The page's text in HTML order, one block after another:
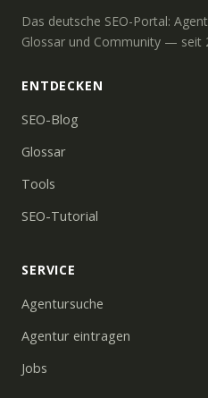
Das deutsche SEO-Portal:
Glossar und Community — seit
ENTDECKEN
SEO-Blog
Glossar
Tools
SEO-Tutorial
SERVICE
Agentursuche
Agentur eintragen
Jobs